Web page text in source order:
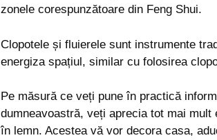
zonele corespunzătoare din Feng Shui.
Clopotele și fluierele sunt instrumente
energiza spațiul, similar cu folosirea
Pe măsură ce veți pune în practică
dumneavoastră, veți aprecia tot mai
în lemn. Acestea vă vor decora casa,